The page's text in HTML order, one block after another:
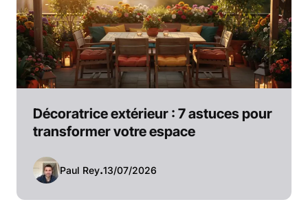
Décoratrice extérieur : 7 astuces pour
transformer votre espace
Paul Rey.13/07/2026